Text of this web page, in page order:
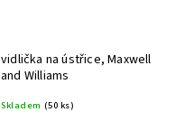
vidlička na ústřice, Maxwell
and Williams
Skladem (50 ks)